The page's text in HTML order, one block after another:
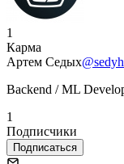
1
Карма
Артем Седых@sedyh
Backend / ML
1
Подписчики
Подписаться